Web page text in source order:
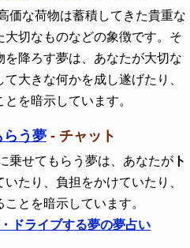
価な荷物は蓄積してきた貴重な
切なものなどの象徴です。そ
を降ろす夢は、あなたが大切な
大きな何かを成し遂げたり、
を暗示しています。
らう夢- チャット
乗せてもらう夢は、あなたが ト
たり、負担をかけていたり、
とを暗示しています。
ドライブする夢の夢占い